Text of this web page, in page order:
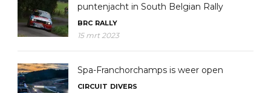
puntenjacht in South Belgian Rally
BRC RALLY
15 mrt 2023
Spa-Franchorchamps is weer open
CIRCUIT DIVERS